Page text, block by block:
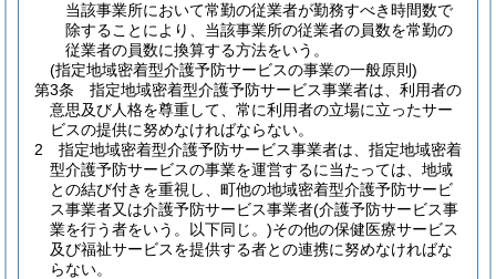
当該事業所において常勤の従業者が勤務すべき時間数で
除することにより、当該事業所の従業者の員数を常勤の
従業者の員数に換算する方法をいう。
(指定地域密着型介護予防サービスの事業の一般原則)
第3条
指定地域密着型介護予防サービス事業者は、利用者の
意思及び人格を尊重して、常に利用者の立場に立ったサー
ビスの提供に努めなければならない。
2
指定地域密着型介護予防サービス事業者は、指定地域密着
型介護予防サービスの事業を運営するに当たっては、地域
との結び付きを重視し、町他の地域密着型介護予防サービ
ス事業者又は介護予防サービス事業者(介護予防サービス事
業を行う者をいう。以下同じ。)その他の保健医療サービス
及び福祉サービスを提供する者との連携に努めなければな
らない。